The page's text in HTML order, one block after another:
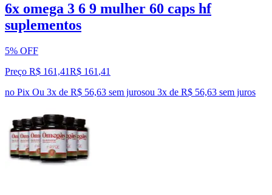
6x omega 3 6 9 mulher 60 caps hf
suplementos
5% OFF
Preço R$ 161,41R$ 161 ,41
no Pix Ou 3x de R$ 56,63 sem jurosou 3x de R$ 56,63 sem juros